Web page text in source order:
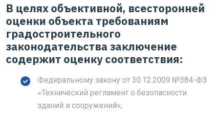
В целях объективной, всесторонней
оценки объекта требованиям
градостроительного
законодательства заключение
содержит оценку соответствия:
Федеральному закону от 30.12.2009 №384-ФЗ
«Технический регламент о безопасности
зданий и сооружений»;